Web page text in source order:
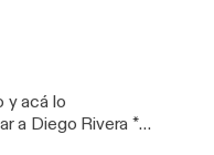
about
and use of
y acá lo
a Diego Rivera *